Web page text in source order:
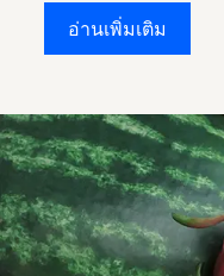
อ่านเพิ่มเติม